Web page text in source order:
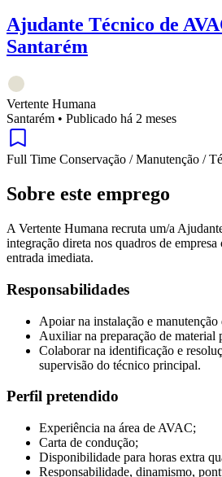
Ajudante Técnico de
Santarém
Vertente Humana
Santarém • Publicado há 2 meses
Full Time Conservação / Manutenção /
Sobre este emprego
A Vertente Humana recruta um/a
integração direta nos quadros de
entrada imediata.
Responsabilidades
Apoiar na instalação e
Auxiliar na preparação de material
Colaborar na identificação e
supervisão do técnico principal.
Perfil pretendido
Experiência na área de AVAC;
Carta de condução;
Disponibilidade para horas extra
Responsabilidade, dinamismo,